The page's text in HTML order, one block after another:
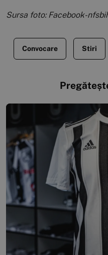
Sursa foto: Facebook-
Convocare Stiri